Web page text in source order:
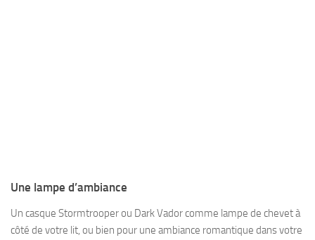
Une lampe d’ambiance
Un casque Stormtrooper ou Dark Vador comme lampe de chevet à
côté de votre lit, ou bien pour une ambiance romantique dans votre